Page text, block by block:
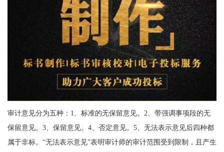
审计意见分为五种：1、标准的无保留意见。2、带强调事项段的无
保留意见。3、保留意见。4、否定意见。5、无法表示意见后四种都
属于非标。“无法表示意见”表明审计师的审计范围受到限制，且产生